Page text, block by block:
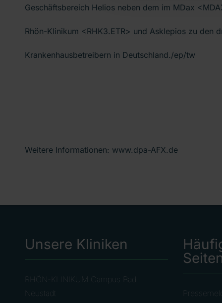
Geschäftsbereich Helios neben dem im MDax
Rhön-Klinikum <RHK3.ETR> und Asklepios zu den
Krankenhausbetreibern in Deutschland./ep/tw
Weitere Informationen: www.dpa-AFX.de
Unsere Kliniken
RHÖN-KLINIKUM Campus Bad
Neustadt
Seiten